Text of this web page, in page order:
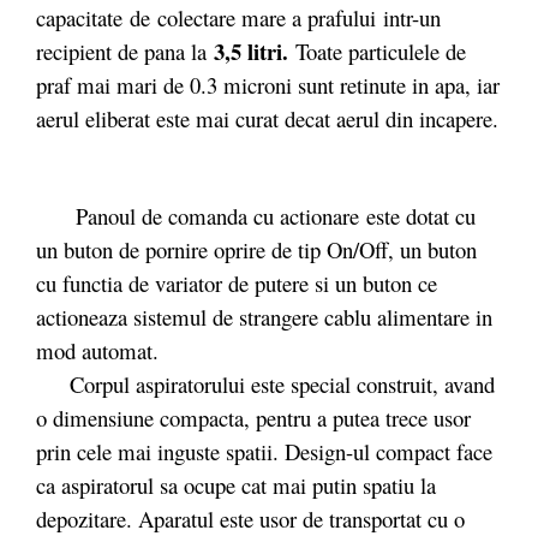
capacitate de colectare mare a prafului intr-un
recipient de pana la 3,5 litri. Toate particulele de
praf mai mari de 0.3 microni sunt retinute in apa, iar
aerul eliberat este mai curat decat aerul din incapere.
Panoul de comanda cu actionare este dotat cu
un buton de pornire oprire de tip On/Off, un buton
cu functia de variator de putere si un buton ce
actioneaza sistemul de strangere cablu alimentare in
mod automat.
Corpul aspiratorului este special construit, avand
o dimensiune compacta, pentru a putea trece usor
prin cele mai inguste spatii. Design-ul compact face
ca aspiratorul sa ocupe cat mai putin spatiu la
depozitare. Aparatul este usor de transportat cu o